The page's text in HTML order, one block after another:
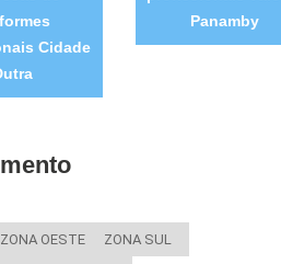
Cidade
Panamby
ZONA OESTE ZONA SUL